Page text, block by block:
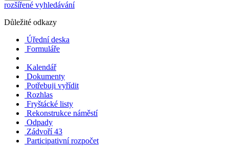
rozšířené vyhledávání
Důležité odkazy
Úřední deska
Formuláře
Kalendář
Dokumenty
Potřebuji vyřídit
Rozhlas
Fryštácké listy
Rekonstrukce náměstí
Odpady
Zádvoří 43
Participativní rozpočet